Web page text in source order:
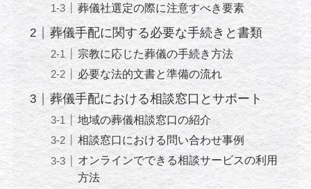
葬儀社選定の際に注意すべき要素
葬儀手配に関する必要な手続きと書類
宗教に応じた葬儀の手続き方法
必要な法的文書と準備の流れ
葬儀手配における相談窓口とサポート
地域の葬儀相談窓口の紹介
相談窓口における問い合わせ事例
オンラインでできる相談サービスの利用
方法